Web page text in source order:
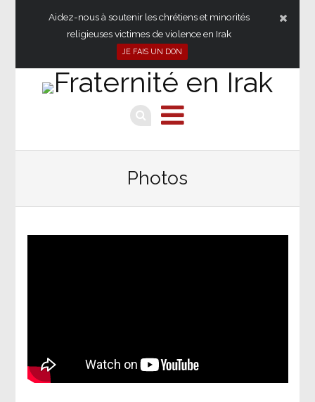
Aidez-nous à soutenir les chrétiens et minorités
religieuses victimes de violence en Irak
JE FAIS UN DON
Photos